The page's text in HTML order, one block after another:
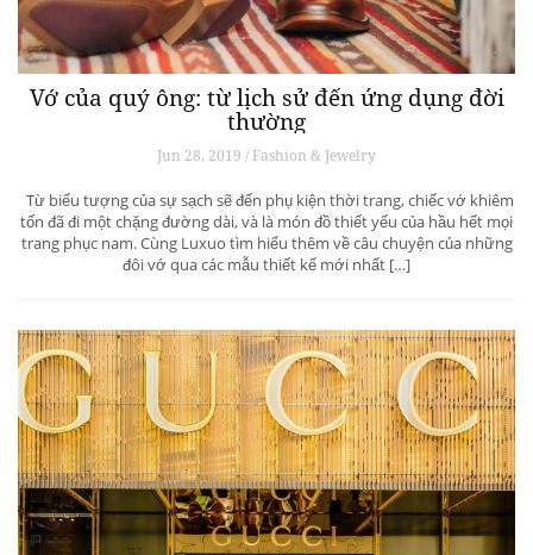
Vớ của quý ông: từ lịch sử đến ứng dụng đời
thường
Jun 28, 2019 / Fashion & Jewelry
Từ biểu tượng của sự sạch sẽ đến phụ kiện thời trang, chiếc vớ khiêm
tốn đã đi một chặng đường dài, và là món đồ thiết yếu của hầu hết mọi
trang phục nam. Cùng Luxuo tìm hiểu thêm về câu chuyện của những
đôi vớ qua các mẫu thiết kế mới nhất […]